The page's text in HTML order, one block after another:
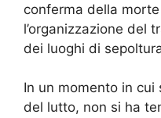
conferma della
l’organizzazione del
dei luoghi di
In un momento in
del lutto, non si ha